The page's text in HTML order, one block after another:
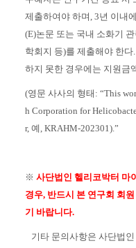
제출하여야 하며, 3년 이내
(E)논문 또는 국내 소화기
학회지 등)를 제출해야 한
하지 못한 경우에는 지원금
(영문 사사의 형태: “This
h Corporation for
r, 예, KRAHM-202301).”
※ 사단법인 헬리코박터 마
경우, 반드시 본 연구회 회
기 바랍니다.
기타 문의사항은 사단법